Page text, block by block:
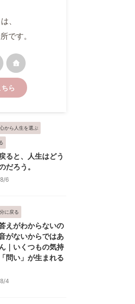
、
です。
ら
から人生を選ぶ
ると、人生はどう
だろう。
6
に戻る
えがわからないの
がないからではあ
｜いくつもの気持
問い」が生まれる
4